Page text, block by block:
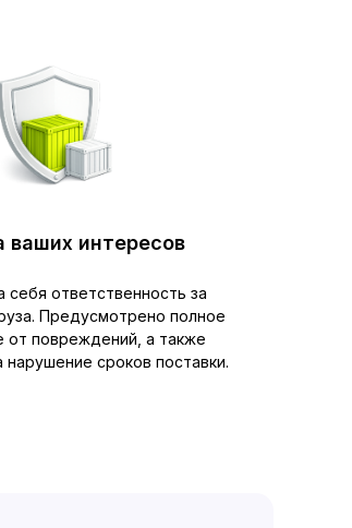
ваших интересов
ответственность за
Предусмотрено полное
от повреждений, а также
нарушение сроков поставки.